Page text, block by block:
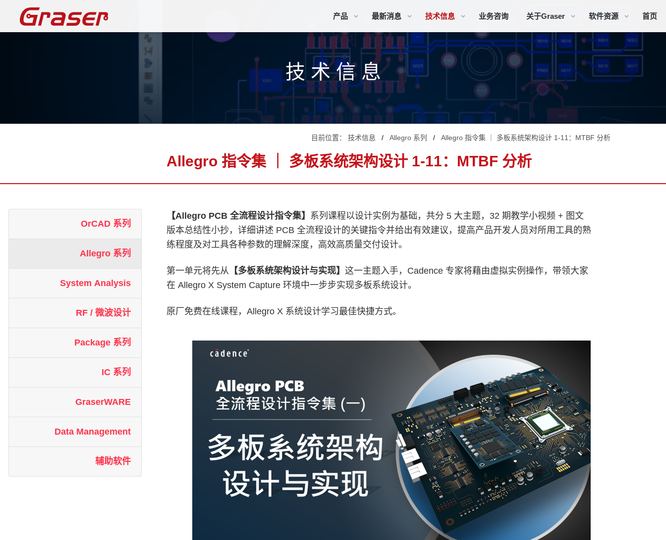
产品 最新消息 技术信息 业务咨询 关于Graser 软件资源 首页
技 术 信 息
目前位置： 技术信息 Allegro 系列 Allegro 指令集 ｜ 多板系统架构设计 1-11：MTBF 分析
Allegro 指令集 ｜ 多板系统架构设计 1-11：MTBF 分析
OrCAD 系列
Allegro 系列
System Analysis
RF / 微波设计
Package 系列
IC 系列
GraserWARE
Data Management
辅助软件
【Allegro PCB 全流程设计指令集】 系列课程以设计实例为基础，共分 5 大主题，32 期教学小视频 + 图文
版本总结性小抄，详细讲述 PCB 全流程设计的关键指令并给出有效建议，提高产品开发人员对所用工具的熟
练程度及对工具各种参数的理解深度，高效高质量交付设计。
第一单元将先从 【多板系统架构设计与实现】 这一主题入手，Cadence 专家将藉由虚拟实例操作，带领大家
在 Allegro X System Capture 环境中一步步实现多板系统设计。
原厂免费在线课程，Allegro X 系统设计学习最佳快捷方式。